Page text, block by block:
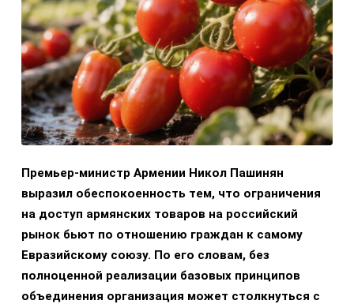
Премьер-министр Армении Никол Пашинян
выразил обеспокоенность тем, что ограничения
на доступ армянских товаров на российский
рынок бьют по отношению граждан к самому
Евразийскому союзу. По его словам, без
полноценной реализации базовых принципов
объединения организация может столкнуться с